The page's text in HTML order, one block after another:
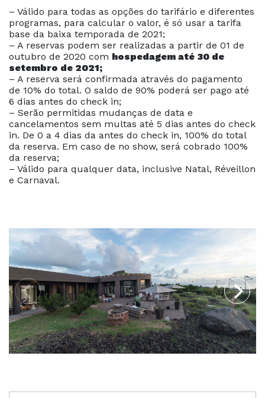
– Válido para todas as opções do tarifário e diferentes
programas, para calcular o valor, é só usar a tarifa
base da baixa temporada de 2021;
– A reservas podem ser realizadas a partir de 01 de
outubro de 2020 com hospedagem até 30 de
setembro de 2021;
– A reserva será confirmada através do pagamento
de 10% do total. O saldo de 90% poderá ser pago até
6 dias antes do check in;
– Serão permitidas mudanças de data e
cancelamentos sem multas até 5 dias antes do check
in. De 0 a 4 dias da antes do check in, 100% do total
da reserva. Em caso de no show, será cobrado 100%
da reserva;
– Válido para qualquer data, inclusive Natal, Réveillon
e Carnaval.